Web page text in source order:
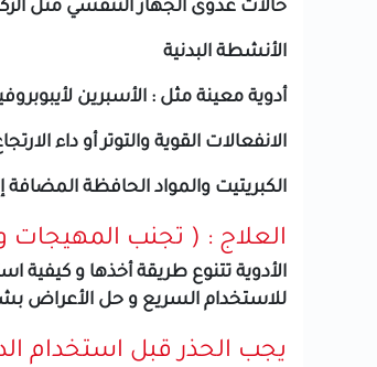
حالات عدوى الجهاز التنفسي مثل
الأنشطة البدنية
أدوية معينة مثل : الأسبرين
الانفعالات القوية والتوتر أو داء
الكبريتيت والمواد الحافظة
العلاج : ( تجنب المهيجات
الأدوية تتنوع طريقة أخذها و
للاستخدام السريع و حل الأعراض
يجب الحذر قبل استخدام